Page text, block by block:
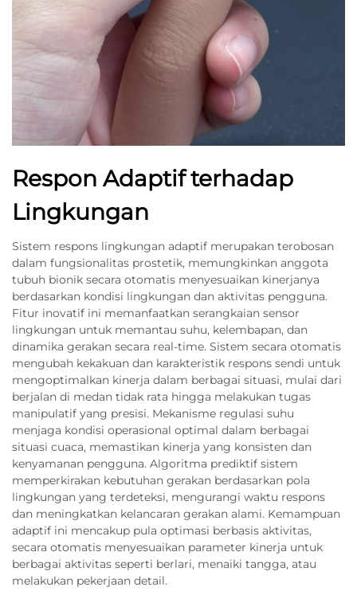
Respon Adaptif terhadap
Lingkungan
Sistem respons lingkungan adaptif merupakan terobosan
dalam fungsionalitas prostetik, memungkinkan anggota
tubuh bionik secara otomatis menyesuaikan kinerjanya
berdasarkan kondisi lingkungan dan aktivitas pengguna.
Fitur inovatif ini memanfaatkan serangkaian sensor
lingkungan untuk memantau suhu, kelembapan, dan
dinamika gerakan secara real-time. Sistem secara otomatis
mengubah kekakuan dan karakteristik respons sendi untuk
mengoptimalkan kinerja dalam berbagai situasi, mulai dari
berjalan di medan tidak rata hingga melakukan tugas
manipulatif yang presisi. Mekanisme regulasi suhu
menjaga kondisi operasional optimal dalam berbagai
situasi cuaca, memastikan kinerja yang konsisten dan
kenyamanan pengguna. Algoritma prediktif sistem
memperkirakan kebutuhan gerakan berdasarkan pola
lingkungan yang terdeteksi, mengurangi waktu respons
dan meningkatkan kelancaran gerakan alami. Kemampuan
adaptif ini mencakup pula optimasi berbasis aktivitas,
secara otomatis menyesuaikan parameter kinerja untuk
berbagai aktivitas seperti berlari, menaiki tangga, atau
melakukan pekerjaan detail.